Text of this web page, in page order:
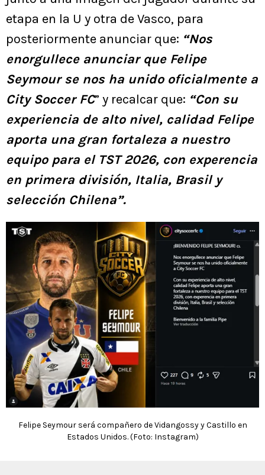
etapa en la U y otra de Vasco, para
posteriormente anunciar que: “Nos
enorgullece anunciar que Felipe
Seymour se nos ha unido oficialmente a
City Soccer FC” y recalcar que: “Con su
experiencia de alto nivel, calidad Felipe
aporta una gran fortaleza a nuestro
equipo para el TST 2026, con experencia
en primera división, Italia, Brasil y
selección Chilena”.
Felipe Seymour será compañero de Vidangossy y Castillo en
Estados Unidos. (Foto: Instagram)